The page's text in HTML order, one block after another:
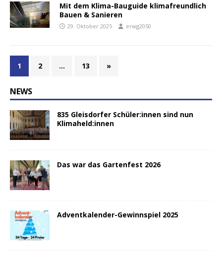
Mit dem Klima-Bauguide klimafreundlich
Bauen & Sanieren
29. Oktober 2025 erwg2050
1 2 … 13 »
NEWS
835 Gleisdorfer Schüler:innen sind nun
Klimaheld:innen
Das war das Gartenfest 2026
Adventkalender-Gewinnspiel 2025